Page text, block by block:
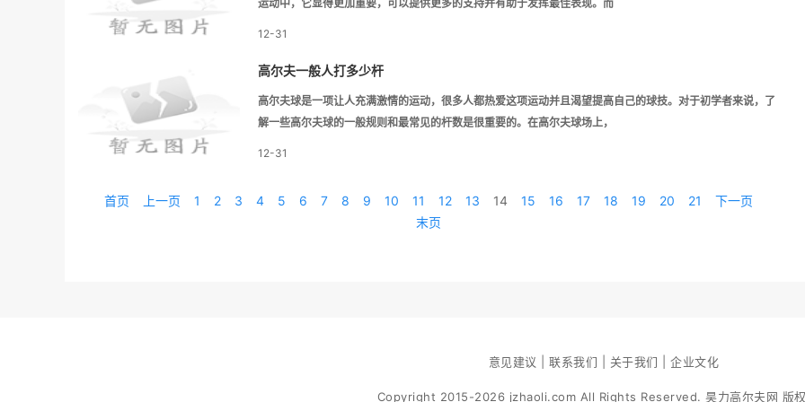
运动中，它显得更加重要，可以提供更多的支持并有助于发挥最佳表现。而
12-31
高尔夫一般人打多少杆
高尔夫球是一项让人充满激情的运动，很多人都热爱这项运动并且渴望提高自己的球技。对于初学者来说，了
解一些高尔夫球的一般规则和最常见的杆数是很重要的。在高尔夫球场上，
12-31
首页 上一页 1 2 3 4 5 6 7 8 9 10 11 12 13 14 15 16 17 18 19 20 21
下一页
末页
意见建议 | 联系我们 | 关于我们 | 企业文化
Copyright 2015-2026 jzhaoli.com All Rights Reserved. 昊力高尔夫网 版